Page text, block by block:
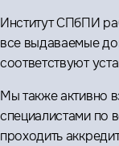
Институт СПбПИ
все выдаваемые
соответствуют
Мы также активно
специалистами по
проходить